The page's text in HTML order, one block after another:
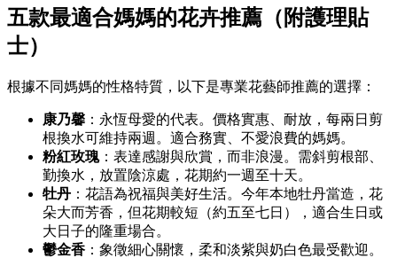
五款最適合媽媽的花卉推薦（附護理貼
士）
根據不同媽媽的性格特質，以下是專業花藝師推薦的選擇：
康乃馨 ：永恆母愛的代表。價格實惠、耐放，每兩日剪
根換水可維持兩週。適合務實、不愛浪費的媽媽。
粉紅玫瑰：表達感謝與欣賞，而非浪漫。需斜剪根部、
勤換水，放置陰涼處，花期約一週至十天。
牡丹 ：花語為祝福與美好生活。今年本地牡丹當造，花
朵大而芳香，但花期較短（約五至七日），適合生日或
大日子的隆重場合。
鬱金香 ：象徵細心關懷，柔和淡紫與奶白色最受歡迎。